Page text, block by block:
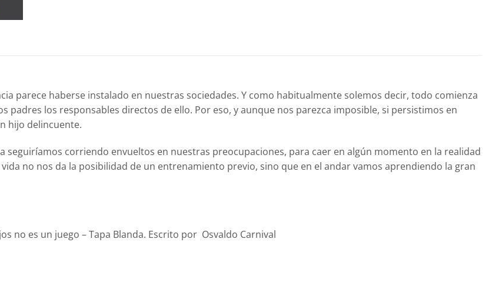
parece haberse instalado en nuestras sociedades. Y como habitualmente solemos decir, todo comienza
padres los responsables directos de ello. Por eso, y aunque nos parezca imposible, si persistimos en
hijo delincuente.
corriendo envueltos en nuestras preocupaciones, para caer en algún momento en la realidad
no nos da la posibilidad de un entrenamiento previo, sino que en el andar vamos aprendiendo la gran
no es un juego – Tapa Blanda. Escrito por Osvaldo Carnival